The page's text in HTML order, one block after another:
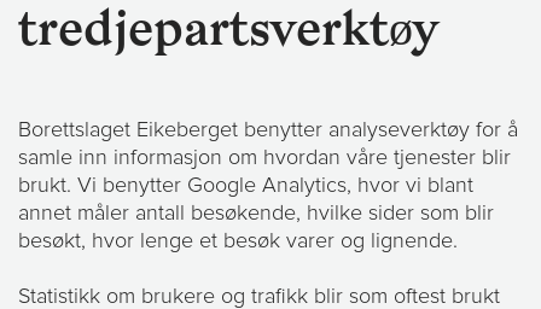
tredjepartsverktøy
Borettslaget Eikeberget benytter analyseverktøy for å
samle inn informasjon om hvordan våre tjenester blir
brukt. Vi benytter Google Analytics, hvor vi blant
annet måler antall besøkende, hvilke sider som blir
besøkt, hvor lenge et besøk varer og lignende.
Statistikk om brukere og trafikk blir som oftest brukt